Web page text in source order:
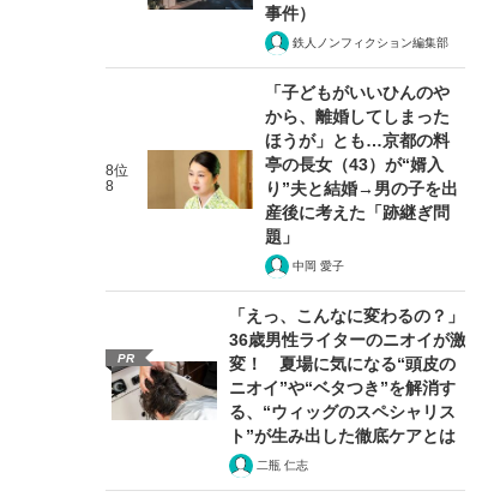
事件）
鉄人ノンフィクション編集部
8位
8
「子どもがいいひんのや
から、離婚してしまった
ほうが」とも…京都の料
亭の長女（43）が“婿入
り”夫と結婚→男の子を出
産後に考えた「跡継ぎ問
題」
中岡 愛子
PR
「えっ、こんなに変わるの？」
36歳男性ライターのニオイが激
変！ 夏場に気になる“頭皮の
ニオイ”や“ベタつき”を解消す
る、“ウィッグのスペシャリス
ト”が生み出した徹底ケアとは
二瓶 仁志